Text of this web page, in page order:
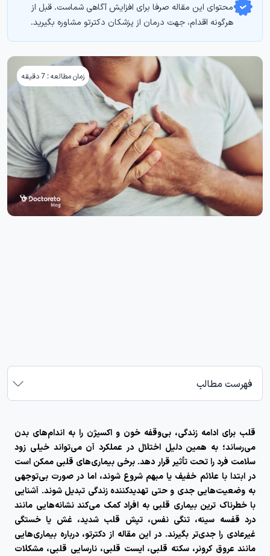
محتوای این مقاله صرفا برای افزایش آگاهی شماست. قبل از
هرگونه اقدام، جهت درمان از پزشکان دکترتو مشاوره بگیرید.
زمان مطالعه : 7 دقیقه
فهرست مطالب
قلب برای ادامه زندگی، بی‌وقفه خون و اکسیژن را به اندام‌های بدن
می‌رساند؛ به همین دلیل اختلال در عملکرد آن می‌تواند خیلی زود
سلامت فرد را تحت تأثیر قرار دهد. برخی بیماری‌های قلبی ممکن است
در ابتدا با علائم خفیف یا مبهم شروع شوند، اما در صورت بی‌توجهی
به وضعیت‌هایی جدی و حتی تهدیدکننده زندگی تبدیل شوند. آشنایی
باخطرناک ترین بیماری قلبی به افراد کمک می‌کند نشانه‌هایی مانند
درد قفسه سینه، تنگی نفس، تپش قلب شدید، غش یا خستگی
غیرعادی را جدی‌تر بگیرند. در این مقاله از دکترتو، درباره بیماری‌هایی
مانند عروق کرونر، سکته قلبی، ایست قلبی، نارسایی قلبی، مشکلات